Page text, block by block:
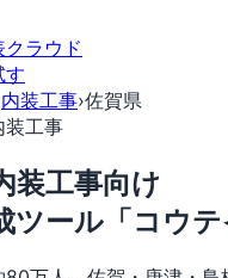
ラウド
す
内装工事›佐賀県
装工事
装工事向け
ツール「コウテ